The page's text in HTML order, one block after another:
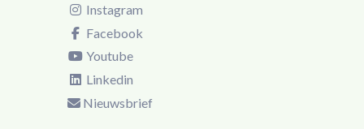
Instagram
Facebook
Youtube
Linkedin
Nieuwsbrief